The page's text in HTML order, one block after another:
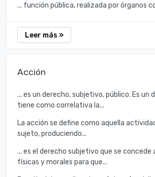
... función pública, realizada por órganos
Leer más »
Acción
... es un derecho, subjetivo, público. Es un
tiene como correlativa la...
La acción se define como aquella
sujeto, produciendo...
... es el derecho subjetivo que se concede
físicas y morales para que...